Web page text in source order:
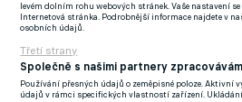
Podmínky užití GDPR a
levém dolním rohu webových stránek. Vaše nastavení
Internetová stránka. Podrobnější informace najdete v
osobních údajů.
Třetí strany
Společně s našimi partnery
Používání přesných údajů o zeměpisné poloze. Aktivní
údajů v rámci specifických vlastností zařízení.